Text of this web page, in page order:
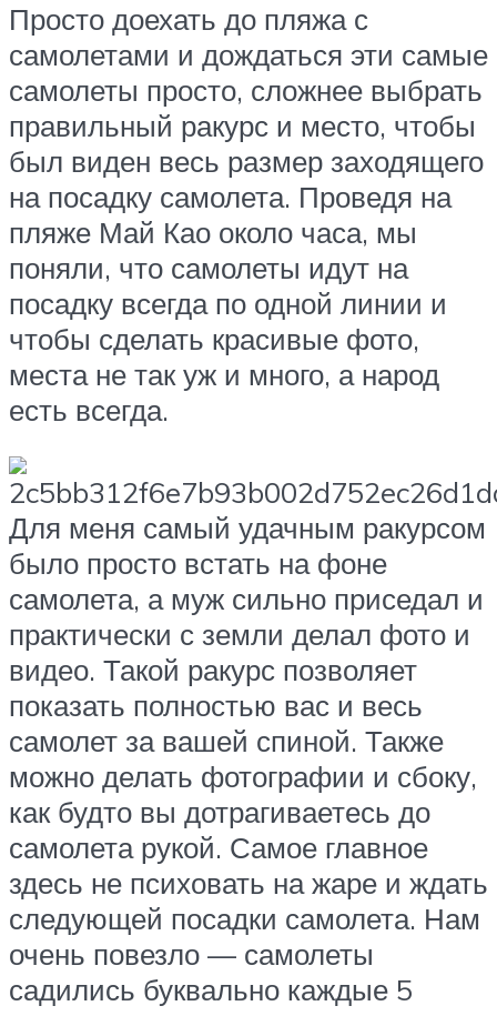
Просто доехать до пляжа с
самолетами и дождаться эти самые
самолеты просто, сложнее выбрать
правильный ракурс и место, чтобы
был виден весь размер заходящего
на посадку самолета. Проведя на
пляже Май Као около часа, мы
поняли, что самолеты идут на
посадку всегда по одной линии и
чтобы сделать красивые фото,
места не так уж и много, а народ
есть всегда.
Для меня самый удачным ракурсом
было просто встать на фоне
самолета, а муж сильно приседал и
практически с земли делал фото и
видео. Такой ракурс позволяет
показать полностью вас и весь
самолет за вашей спиной. Также
можно делать фотографии и сбоку,
как будто вы дотрагиваетесь до
самолета рукой. Самое главное
здесь не психовать на жаре и ждать
следующей посадки самолета. Нам
очень повезло — самолеты
садились буквально каждые 5